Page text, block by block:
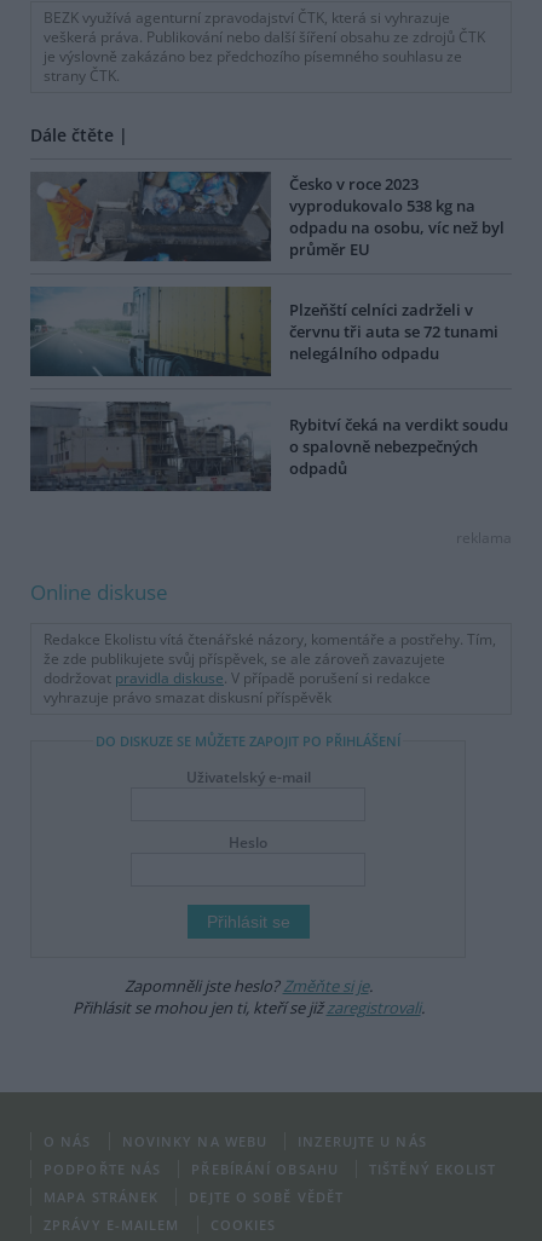
BEZK využívá agenturní zpravodajství ČTK, která si vyhrazuje
veškerá práva. Publikování nebo další šíření obsahu ze zdrojů ČTK
je výslovně zakázáno bez předchozího písemného souhlasu ze
strany ČTK.
Dále čtěte |
Česko v roce 2023
vyprodukovalo 538 kg na
odpadu na osobu, víc než byl
průměr EU
Plzeňští celníci zadrželi v
červnu tři auta se 72 tunami
nelegálního odpadu
Rybitví čeká na verdikt soudu
o spalovně nebezpečných
odpadů
reklama
Online diskuse
Redakce Ekolistu vítá čtenářské názory, komentáře a postřehy. Tím,
že zde publikujete svůj příspěvek, se ale zároveň zavazujete
dodržovat pravidla diskuse. V případě porušení si redakce
vyhrazuje právo smazat diskusní příspěvěk
DO DISKUZE SE MŮŽETE ZAPOJIT PO PŘIHLÁŠENÍ
Uživatelský e-mail
Heslo
Zapomněli jste heslo?Změňte si je.
Přihlásit se mohou jen ti, kteří se jižzaregistrovali.
O NÁS NOVINKY NA WEBU
INZERUJTE U NÁS
PODPOŘTE NÁS
PŘEBÍRÁNÍ OBSAHU
TIŠTĚNÝ EKOLIST
MAPA STRÁNEK
DEJTE O SOBĚ VĚDĚT
ZPRÁVY E-MAILEM
COOKIES